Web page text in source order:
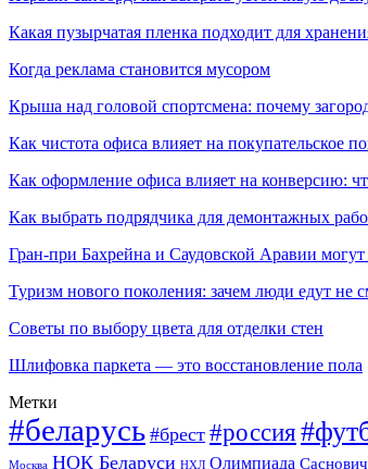
Какая пузырчатая пленка подходит для
Когда реклама становится мусором
Крыша над головой спортсмена: почему
Как чистота офиса влияет на покупательское
Как оформление офиса влияет на конверсию:
Как выбрать подрядчика для демонтажных
Гран-при Бахрейна и Саудовской Аравии
Туризм нового поколения: зачем люди едут не
Советы по выбору цвета для отделки стен
Шлифовка паркета — это восстановление пола
Метки
#беларусь #брест #россия
Москва НОК Беларуси НХЛ Олимпиада Саснович